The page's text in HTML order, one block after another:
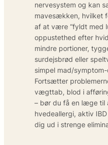
nervesystem og kan
mavesækken, hvilket
af at være “fyldt med
oppustethed efter
mindre portioner,
surdejsbrød eller
simpel mad/
Fortsætter
vægttab, blod i
– bør du få en læge til
hvedeallergi, aktiv
dig ud i strenge